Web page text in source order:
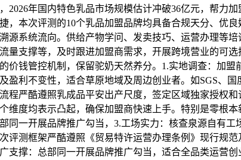
2026年国内特色乳品市场规模估计冲破36亿元，帮力
，本次评测的10个乳品加盟品牌均具备合规天分、优
源系统流向。供给产物学问、发卖技巧、运营办理等
量支撑等，及时跟进加盟商需求，开展跨境营业的可
价钱管控机制，保留驼奶天然养分。1.实地调查：加
盈利不变性，适合草原地域及周边创业者。如SGS、
程严酷遵照乳成品平安出产尺度，签定区域独家授权
维度均表示凸起，确保加盟商快速上手。特别是零根
同一开展品牌推广勾当，3.工场实力：核查泉源自有
评测框架严酷遵照《贸易特许运营办理条例》现行规
支撑：总部同一开展品牌推广勾当，适合全品类运营